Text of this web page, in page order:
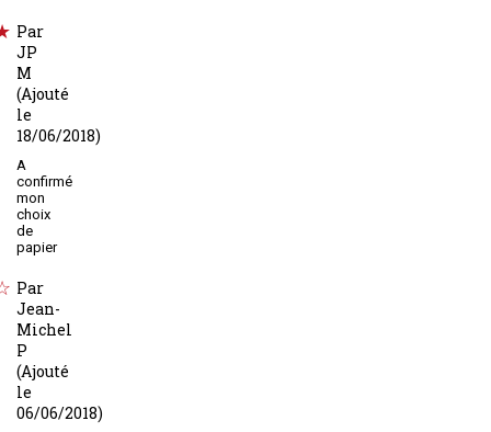
Par
JP
M
(Ajouté
le
18/06/2018)
A
confirmé
mon
choix
de
papier
Par
Jean-
Michel
P
(Ajouté
le
06/06/2018)